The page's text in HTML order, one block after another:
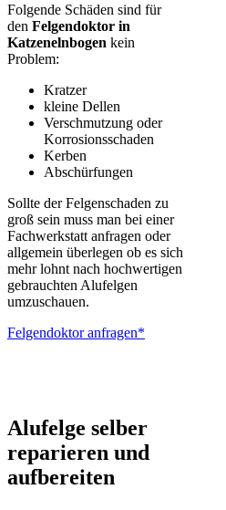
Folgende Schäden sind für
den Felgendoktor in
Katzenelnbogen kein
Problem:
Kratzer
kleine Dellen
Verschmutzung oder
Korrosionsschaden
Kerben
Abschürfungen
Sollte der Felgenschaden zu
groß sein muss man bei einer
Fachwerkstatt anfragen oder
allgemein überlegen ob es sich
mehr lohnt nach hochwertigen
gebrauchten Alufelgen
umzuschauen.
Felgendoktor anfragen*
Alufelge selber
reparieren und
aufbereiten